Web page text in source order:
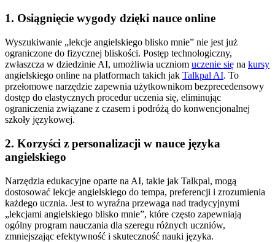
1. Osiągnięcie wygody dzięki nauce online
Wyszukiwanie „lekcje angielskiego blisko mnie” nie jest już
ograniczone do fizycznej bliskości. Postęp technologiczny,
zwłaszcza w dziedzinie AI, umożliwia uczniom uczenie się na kursy
angielskiego online na platformach takich jak Talkpal AI. To
przełomowe narzędzie zapewnia użytkownikom bezprecedensowy
dostęp do elastycznych procedur uczenia się, eliminując
ograniczenia związane z czasem i podróżą do konwencjonalnej
szkoły językowej.
2. Korzyści z personalizacji w nauce języka
angielskiego
Narzędzia edukacyjne oparte na AI, takie jak Talkpal, mogą
dostosować lekcje angielskiego do tempa, preferencji i zrozumienia
każdego ucznia. Jest to wyraźna przewaga nad tradycyjnymi
„lekcjami angielskiego blisko mnie”, które często zapewniają
ogólny program nauczania dla szeregu różnych uczniów,
zmniejszając efektywność i skuteczność nauki języka.